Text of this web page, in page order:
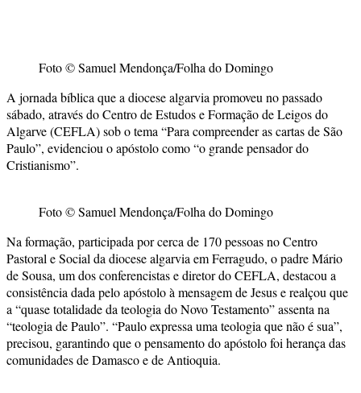
Foto © Samuel Mendonça/Folha do Domingo
A jornada bíblica que a diocese algarvia promoveu no passado
sábado, através do Centro de Estudos e Formação de Leigos do
Algarve (CEFLA) sob o tema “Para compreender as cartas de São
Paulo”, evidenciou o apóstolo como “o grande pensador do
Cristianismo”.
Foto © Samuel Mendonça/Folha do Domingo
Na formação, participada por cerca de 170 pessoas no Centro
Pastoral e Social da diocese algarvia em Ferragudo, o padre Mário
de Sousa, um dos conferencistas e diretor do CEFLA, destacou a
consistência dada pelo apóstolo à mensagem de Jesus e realçou que
a “quase totalidade da teologia do Novo Testamento” assenta na
“teologia de Paulo”. “Paulo expressa uma teologia que não é sua”,
precisou, garantindo que o pensamento do apóstolo foi herança das
comunidades de Damasco e de Antioquia.